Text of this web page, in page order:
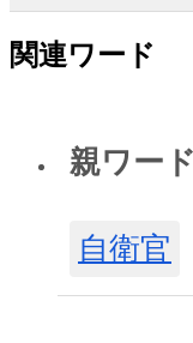
関連ワード
親ワード
自衛官